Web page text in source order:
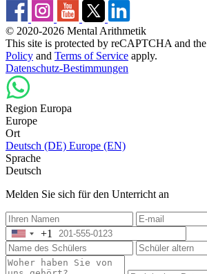
© 2020-2026 Mental Arithmetik
This site is protected by reCAPTCHA and the
Policy and Terms of Service apply.
Datenschutz-Bestimmungen
Region Europa
Europe
Ort
Deutsch (DE) Europe (EN)
Sprache
Deutsch
Melden Sie sich für den Unterricht an
United
States
+1
+1